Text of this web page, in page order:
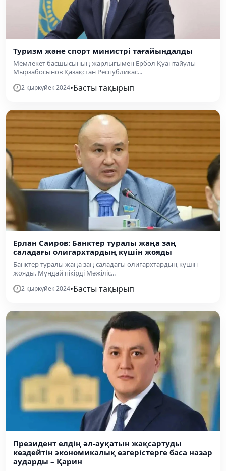
Туризм және спорт министрі тағайындалды
Мемлекет басшысының жарлығымен Ербол Қуантайұлы
Мырзабосынов Қазақстан Республикас...
2 қыркүйек 2024•Басты тақырып
Ерлан Саиров: Банктер туралы жаңа заң
саладағы олигархтардың күшін жояды
Банктер туралы жаңа заң саладағы олигархтардың күшін
жояды. Мұндай пікірді Мәжіліс...
2 қыркүйек 2024•Басты тақырып
Президент елдің әл-ауқатын жақсартуды
көздейтін экономикалық өзгерістерге баса назар
аударды – Қарин